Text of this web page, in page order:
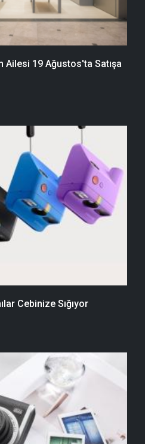
Ailesi 19 Ağustos'ta Satışa
Cebinize Sığıyor